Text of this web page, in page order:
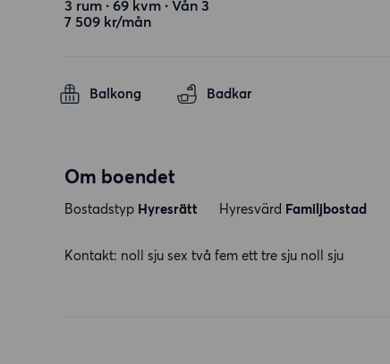
3 rum ∙ 69 kvm ∙ Vån 3
7 509 kr/mån
Balkong Badkar
Om boendet
Bostadstyp Hyresrätt Hyresvärd Familjbostad
Kontakt: noll sju sex två fem ett tre sju noll sju